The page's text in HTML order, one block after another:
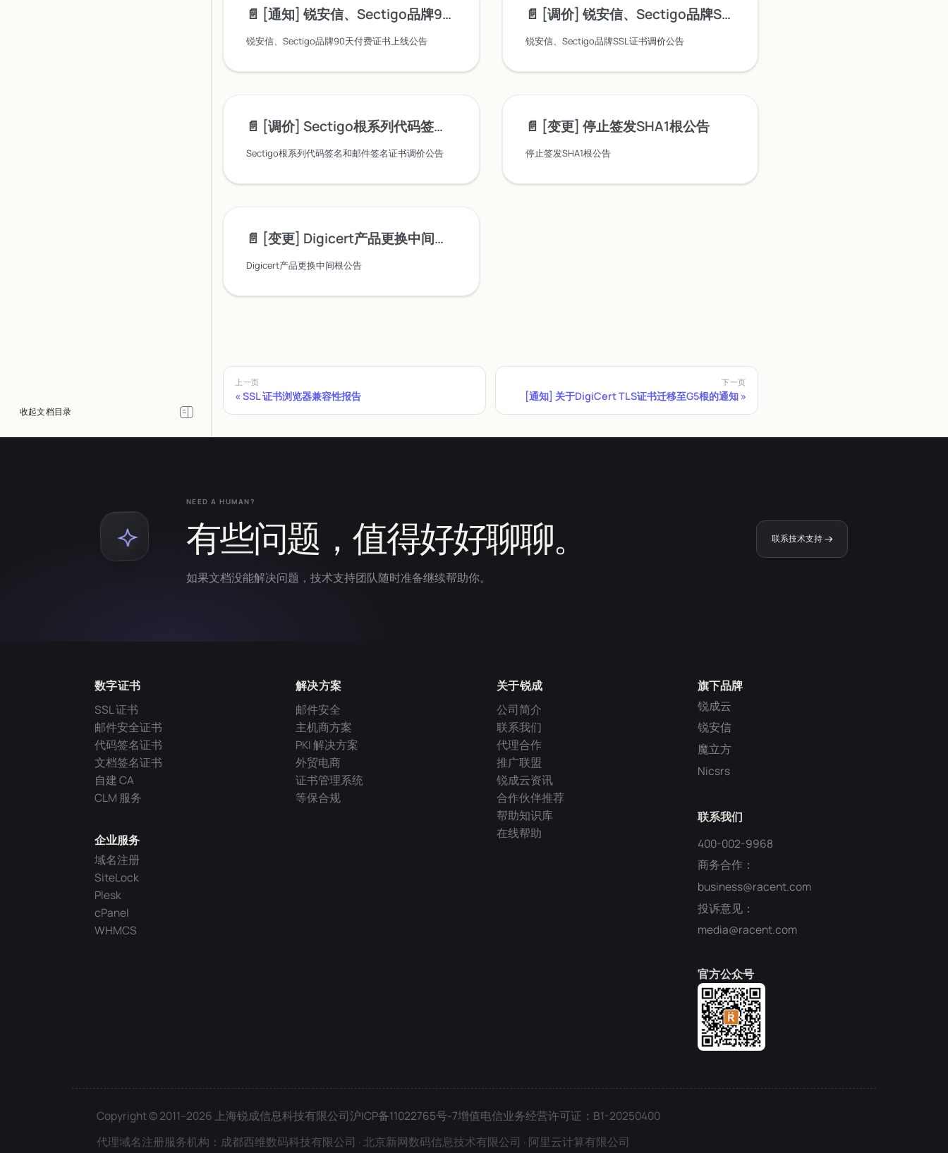
📄️ [通知] 锐安信、Sectigo品牌90天付费证书上线公告
锐安信、Sectigo品牌90天付费证书上线公告
📄️ [调价] 锐安信、Sectigo品牌SSL证书调价公告
锐安信、Sectigo品牌SSL证书调价公告
📄️ [调价] Sectigo根系列代码签名和邮件签名证书调价公告
Sectigo根系列代码签名和邮件签名证书调价公告
📄️ [变更] 停止签发SHA1根公告
停止签发SHA1根公告
📄️ [变更] Digicert产品更换中间根公告
Digicert产品更换中间根公告
上一页
SSL 证书浏览器兼容性报告
下一页
[通知] 关于DigiCert TLS证书迁移至G5根的通知
NEED A HUMAN?
有些问题，值得好好聊聊。
如果文档没能解决问题，技术支持团队随时准备继续帮助你。
联系技术支持
旗下品牌
锐成云
锐安信
魔立方
Nicsrs
联系我们
400-002-9968
商务合作：
business@racent.com
投诉意见：
media@racent.com
官方公众号
数字证书
SSL 证书
邮件安全证书
代码签名证书
文档签名证书
自建 CA
CLM 服务
企业服务
域名注册
SiteLock
Plesk
cPanel
WHMCS
解决方案
邮件安全
主机商方案
PKI 解决方案
外贸电商
证书管理系统
等保合规
关于锐成
公司简介
联系我们
代理合作
推广联盟
锐成云资讯
合作伙伴推荐
帮助知识库
在线帮助
Copyright © 2011–2026 上海锐成信息科技有限公司沪ICP备11022765号-7增值电信业务经营许可证：B1-20250400
代理域名注册服务机构：成都西维数码科技有限公司 · 北京新网数码信息技术有限公司 · 阿里云计算有限公司